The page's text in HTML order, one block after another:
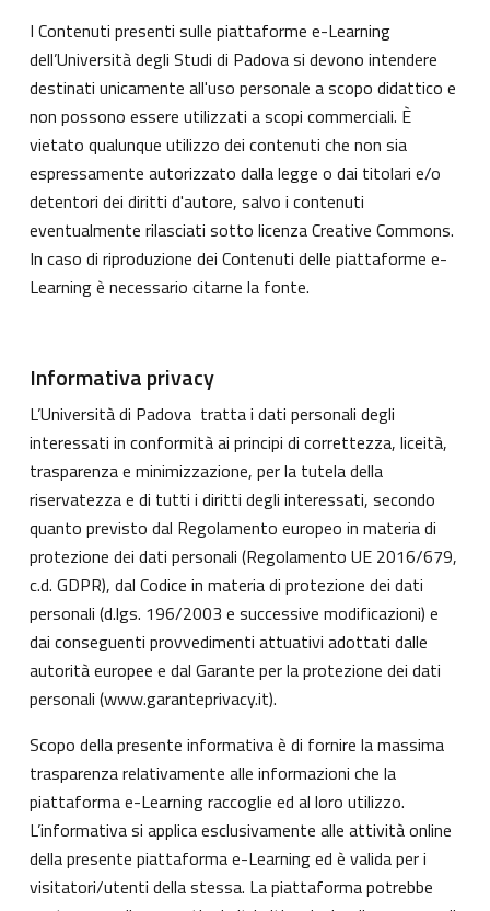
I Contenuti presenti sulle piattaforme e-Learning
dell’Università degli Studi di Padova si devono intendere
destinati unicamente all'uso personale a scopo didattico e
non possono essere utilizzati a scopi commerciali. È
vietato qualunque utilizzo dei contenuti che non sia
espressamente autorizzato dalla legge o dai titolari e/o
detentori dei diritti d'autore, salvo i contenuti
eventualmente rilasciati sotto licenza Creative Commons.
In caso di riproduzione dei Contenuti delle piattaforme e-
Learning è necessario citarne la fonte.
Informativa privacy
L’Università di Padova tratta i dati personali degli
interessati in conformità ai principi di correttezza, liceità,
trasparenza e minimizzazione, per la tutela della
riservatezza e di tutti i diritti degli interessati, secondo
quanto previsto dal Regolamento europeo in materia di
protezione dei dati personali (Regolamento UE 2016/679,
c.d. GDPR), dal Codice in materia di protezione dei dati
personali (d.lgs. 196/2003 e successive modificazioni) e
dai conseguenti provvedimenti attuativi adottati dalle
autorità europee e dal Garante per la protezione dei dati
personali (www.garanteprivacy.it).
Scopo della presente informativa è di fornire la massima
trasparenza relativamente alle informazioni che la
piattaforma e-Learning raccoglie ed al loro utilizzo.
L’informativa si applica esclusivamente alle attività online
della presente piattaforma e-Learning ed è valida per i
visitatori/utenti della stessa. La piattaforma potrebbe